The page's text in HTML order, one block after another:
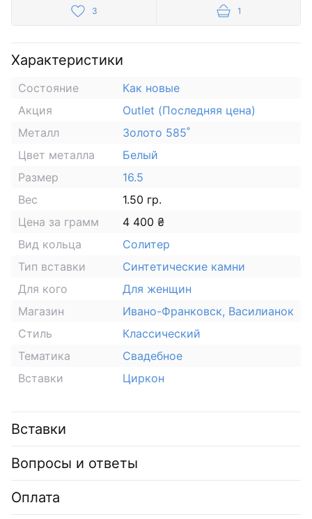
3 1
Характеристики
Состояние
Как новые
Акция
Outlet (Последняя цена)
Металл
Золото 585˚
Цвет металла
Белый
Размер
16.5
Вес
1.50 гр.
Цена за грамм
4 400 ₴
Вид кольца
Солитер
Тип вставки
Синтетические камни
Для кого
Для женщин
Магазин
Ивано-Франковск, Василианок
Стиль
Классический
Тематика
Свадебное
Вставки
Циркон
Вставки
Вопросы и ответы
Оплата